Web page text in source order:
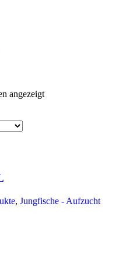
angezeigt
, Jungfische - Aufzucht